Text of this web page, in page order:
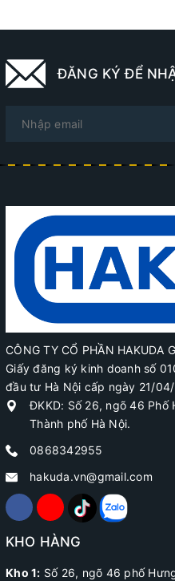
ĐĂNG KÝ ĐỂ
CÔNG TY CỔ PHẦN HAKUDA
Giấy đăng ký kinh doanh số
đầu tư Hà Nội cấp ngày 21/
ĐKKD: Số 26, ngõ 46 Phố
Thành phố Hà Nội.
0868342955
hakuda.vn@gmail.com
KHO HÀNG
Kho 1: Số 26, ngõ 46 phố